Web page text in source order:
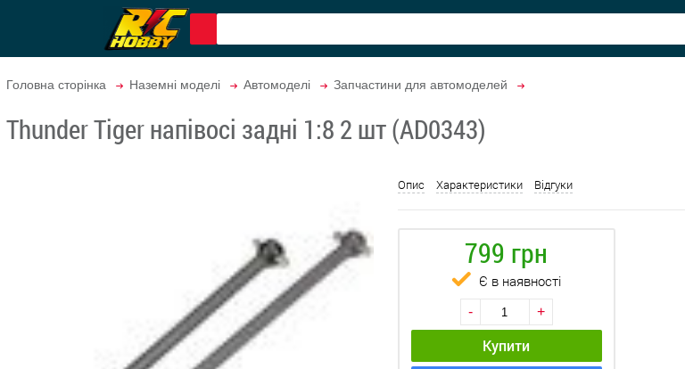
Головна сторінка Наземні моделі Автомоделі Запчастини для автомоделей
Thunder Tiger напівосі задні 1:8 2 шт (AD0343)
Опис Характеристики Відгуки
799 грн
Є в наявності
- +
Купити